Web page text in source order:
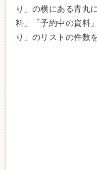
り」の横にある青丸
料」「予約中の資料
り」のリストの件数